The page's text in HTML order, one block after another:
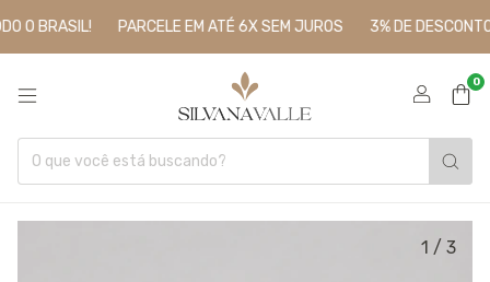
O BRASIL! PARCELE EM ATÉ 6X SEM JUROS 3% DE DESCONTO
0
1 / 3